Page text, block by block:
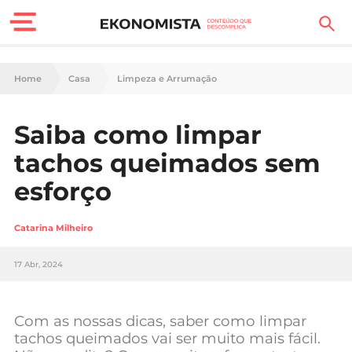
Finanças Pessoais
Carreira
Casa
Lifestyle
Sociedade
Negócios
Home Casa Limpeza e Arrumação
Saiba como limpar
tachos queimados sem
esforço
Catarina Milheiro
17 Abr, 2024
Com as nossas dicas, saber como limpar
tachos queimados vai ser muito mais fácil.